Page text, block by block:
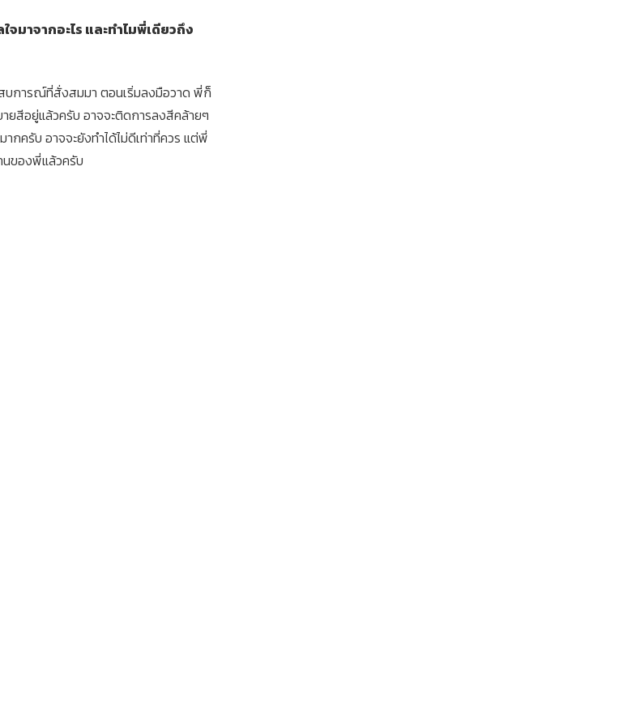
มาจากอะไร และทำไมพี่เดียวถึง
บการณ์ที่สั่งสมมา ตอนเริ่มลงมือวาด พี่ก็
ยสีอยู่แล้วครับ อาจจะติดการลงสีคล้ายๆ
ครับ อาจจะยังทำได้ไม่ดีเท่าที่ควร แต่พี่
ของพี่แล้วครับ